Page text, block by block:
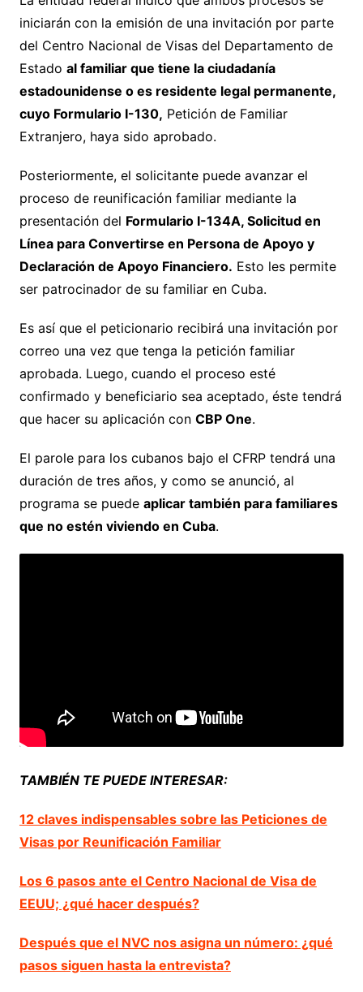
iniciarán con la emisión de una invitación por parte
del Centro Nacional de Visas del Departamento de
Estado al familiar que tiene la ciudadanía
estadounidense o es residente legal permanente,
cuyo Formulario I-130, Petición de Familiar
Extranjero, haya sido aprobado.
Posteriormente, el solicitante puede avanzar el
proceso de reunificación familiar mediante la
presentación del Formulario I-134A, Solicitud en
Línea para Convertirse en Persona de Apoyo y
Declaración de Apoyo Financiero. Esto les permite
ser patrocinador de su familiar en Cuba.
Es así que el peticionario recibirá una invitación por
correo una vez que tenga la petición familiar
aprobada. Luego, cuando el proceso esté
confirmado y beneficiario sea aceptado, éste tendrá
que hacer su aplicación con CBP One.
El parole para los cubanos bajo el CFRP tendrá una
duración de tres años, y como se anunció, al
programa se puede aplicar también para familiares
que no estén viviendo en Cuba.
TAMBIÉN TE PUEDE INTERESAR:
12 claves indispensables sobre las Peticiones de
Visas por Reunificación Familiar
Los 6 pasos ante el Centro Nacional de Visa de
EEUU; ¿qué hacer después?
Después que el NVC nos asigna un número: ¿qué
pasos siguen hasta la entrevista?